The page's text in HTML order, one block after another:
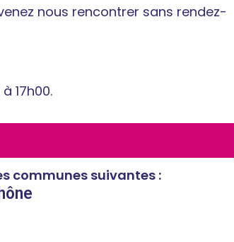
nous rencontrer sans rendez-
17h00.
communes suivantes :